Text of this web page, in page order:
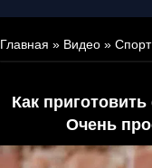
Главная » Видео » Спорт
Как
Очень